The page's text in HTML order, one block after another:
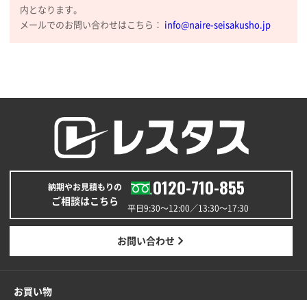
広島県(社様
熊本県S社様
ぺんてる ビクーニャフィール1000枚
印刷範囲が広かったから、取扱商品
新潟県R社様
ワンポイントポリ袋 A4サイズ 1000枚
かったため
内となります。
メールでのお問い合わせはこちら： info@naire-seisakusho.jp
納期やお見積もりの
ご相談はこちら
0120-710-855
平日9:30〜12:00／13:30〜17:30
お問い合わせ
お買い物